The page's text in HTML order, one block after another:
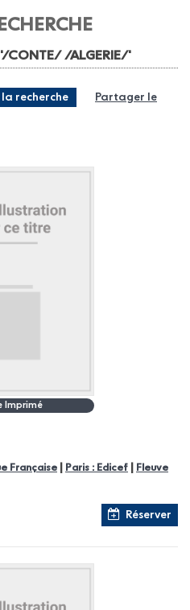
'/CONTE/ /ALGERIE/'
la recherche Partager le
Imprimé
Française Paris : Edicef
Fleuve
Réserver